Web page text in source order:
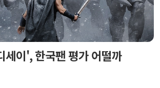
세이', 한국팬 평가 어떨까